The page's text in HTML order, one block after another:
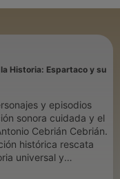
Historia: Espartaco y su
y episodios
sonora cuidada y el
Cebrián Cebrián.
histórica rescata
universal y
envolventes.